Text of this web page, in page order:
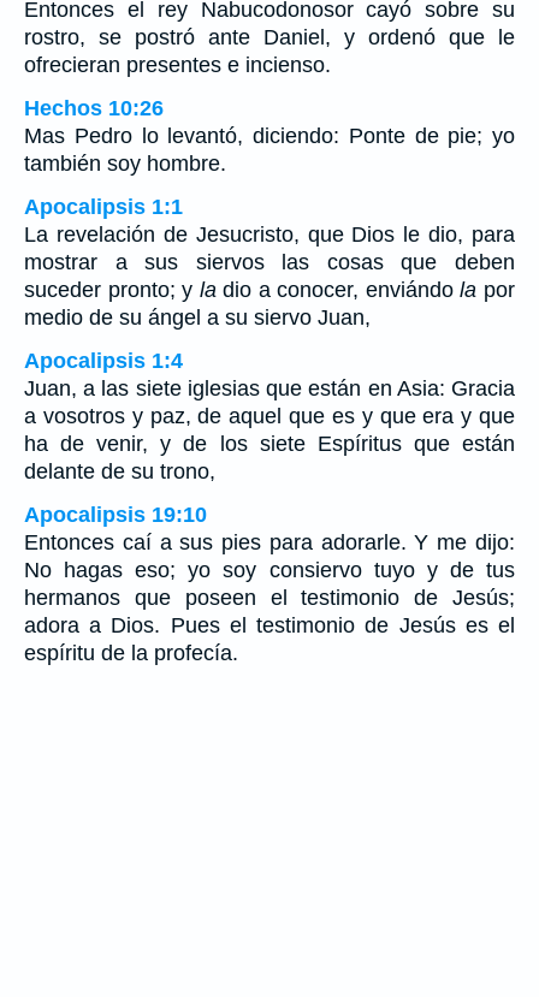
Entonces el rey Nabucodonosor cayó sobre su
rostro, se postró ante Daniel, y ordenó que le
ofrecieran presentes e incienso.
Hechos 10:26
Mas Pedro lo levantó, diciendo: Ponte de pie; yo
también soy hombre.
Apocalipsis 1:1
La revelación de Jesucristo, que Dios le dio, para
mostrar a sus siervos las cosas que deben
suceder pronto; y ladio a conocer, enviándola por
medio de su ángel a su siervo Juan,
Apocalipsis 1:4
Juan, a las siete iglesias que están en Asia: Gracia
a vosotros y paz, de aquel que es y que era y que
ha de venir, y de los siete Espíritus que están
delante de su trono,
Apocalipsis 19:10
Entonces caí a sus pies para adorarle. Y me dijo:
No hagas eso; yo soy consiervo tuyo y de tus
hermanos que poseen el testimonio de Jesús;
adora a Dios. Pues el testimonio de Jesús es el
espíritu de la profecía.